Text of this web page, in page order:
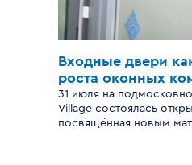
Входные двери
роста оконных
31 июля на
Village состоялась
посвящённая новым